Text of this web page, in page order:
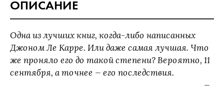
ОПИСАНИЕ
Одна из лучших книг, когда-либо написанных
Джоном Ле Карре. Или даже самая лучшая. Что
же проняло его до такой степени? Вероятно, 11
сентября, а точнее — его последствия.
—